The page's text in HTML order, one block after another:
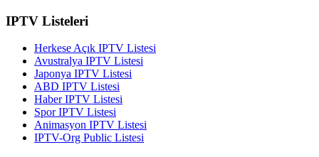
IPTV Listeleri
Herkese Açık IPTV Listesi
Avustralya IPTV Listesi
Japonya IPTV Listesi
ABD IPTV Listesi
Haber IPTV Listesi
Spor IPTV Listesi
Animasyon IPTV Listesi
IPTV-Org Public Listesi